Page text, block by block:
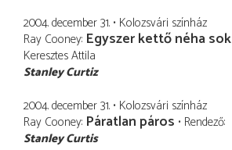
2004. december 31. Kolozsvári színház
Ray Cooney Egyszer kettő néha sok
Keresztes Attila
Stanley Curtiz
2004. december 31. Kolozsvári színház
Ray Cooney Páratlan páros Rendező
Stanley Curtis